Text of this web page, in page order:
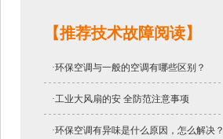
【推荐技术故障阅读】
·环保空调与一般的空调有哪些区别？
·工业大风扇的安 全防范注意事项
·环保空调有异味是什么原因，怎么解决？